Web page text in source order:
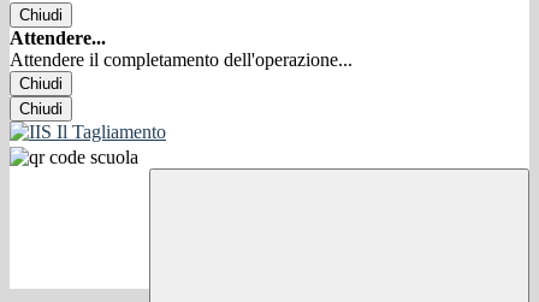
Chiudi
Attendere...
Attendere il completamento dell'operazione...
Chiudi
Chiudi